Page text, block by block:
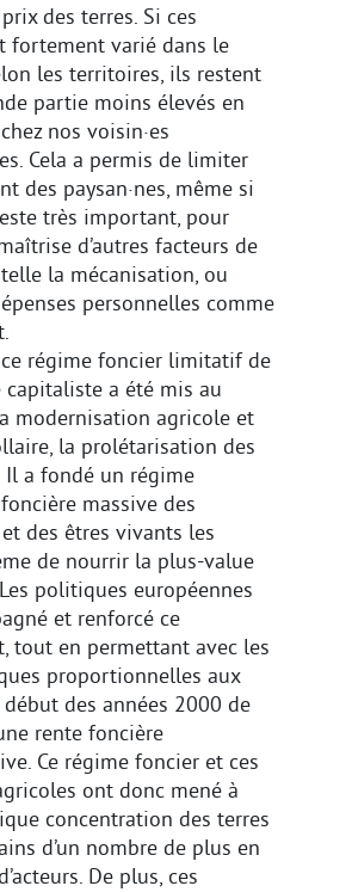
des terres. Si ces
fortement varié dans le
les territoires, ils restent
partie moins élevés en
nos voisin·es
Cela a permis de limiter
des paysan·nes, même si
très important, pour
d’autres facteurs de
la mécanisation, ou
personnelles comme
ce régime foncier limitatif de
a été mis au
modernisation agricole et
la prolétarisation des
Il a fondé un régime
massive des
et des êtres vivants les
de nourrir la plus-value
politiques européennes
et renforcé ce
tout en permettant avec les
proportionnelles aux
des années 2000 de
rente foncière
Ce régime foncier et ces
ont donc mené à
concentration des terres
d’un nombre de plus en
De plus, ces